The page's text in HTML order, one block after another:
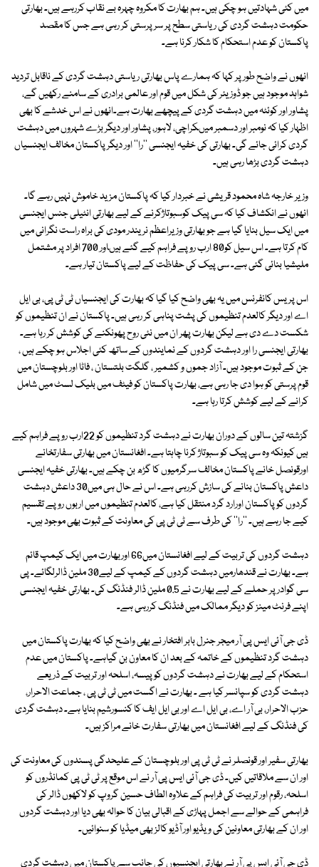
میں کئی شہادتیں ہو چکی ہیں۔ ہم بھارت کا مکروہ چہرہ بے نقاب کررہے ہیں۔ بھارتی
حکومت دہشت گردی کی ریاستی سطح پر سرپرستی کر رہی ہے جس کا مقصد
پاکستان کو عدم استحکام کا شکار کرنا ہے۔
انھوں نے واضح طور پر کہا کہ ہمارے پاس بھارتی ریاستی دہشت گردی کے ناقابل تردید
شواہد موجود ہیں جو ڈوزیئر کی شکل میں قوم اور عالمی برادری کے سامنے رکھیں گے،
پشاور اور کوئٹہ میں دہشت گردی کے پیچھے بھارت ہے۔انھوں نے اس خدشے کا بھی
اظہار کیا کہ نومبر اور دسمبر میںکراچی، لاہور، پشاور اور دیگر بڑے شہروں میں دہشت
گردی کرائی جائے گی۔ بھارتی کی خفیہ ایجنسی ''را'' اور دیگر پاکستان مخالف ایجنسیاں
دہشت گردی بڑھا رہی ہیں۔
وزیر خارجہ شاہ محمود قریشی نے خبردار کیا کہ پاکستان مزید خاموش نہیں رہے گا۔
انھوں نے انکشاف کیا کہ سی پیک کوسبوتاژکرنے کے لیے بھارتی انٹیلی جنس ایجنسی
میں ایک سیل بنایا گیا ہے جو بھارتی وزیراعظم نریندر مودی کی براہ راست نگرانی میں
کام کرتا ہے۔ اس سیل کو80 ارب روپے فراہم کیے گئے ہیںاور 700 افراد پر مشتمل
ملیشیا بنائی گئی ہے۔ سی پیک کی حفاظت کے لیے پاکستان تیار ہے۔
اس پریس کانفرنس میں یہ بھی واضح کیا گیا کہ بھارت کی ایجنسیاں ٹی ٹی پی، بی ایل
اے اور دیگر کالعدم تنظیموں کی پشت پناہی کر رہی ہیں۔ پاکستان نے ان تنظیموں کو
شکست دے دی ہے لیکن بھارت پھر ان میں نئی روح پھونکنے کی کوشش کر رہا ہے۔
بھارتی ایجنسی را اور دہشت گردوں کے نمایندوں کے ساتھ کئی اجلاس ہو چکے ہیں ،
جن کے ثبوت موجود ہیں۔ آزاد جموں و کشمیر ، گلگت بلتستان ، فاٹا اور بلوچستان میں
قوم پرستی کو ہوا دی جا رہی ہے، بھارت پاکستان کو فیٹف میں بلیک لسٹ میں شامل
کرانے کے لیے کوشش کرتا رہا ہے۔
گزشتہ تین سالوں کے دوران بھارت نے دہشت گرد تنظیموں کو 22ارب روپے فراہم کیے
ہیں کیونکہ وہ سی پیک کو سبوتاژ کرنا چاہتا ہے۔ افغانستان میں بھارتی سفارتخانے
اورقونصل خانے پاکستان مخالف سرگرمیوں کا گڑھ بن چکے ہیں۔ بھارتی خفیہ ایجنسی
داعش پاکستان بنانے کی سازش کررہی ہے۔ اس نے حال ہی میں30 داعش دہشت
گردوں کو پاکستان اورارد گرد منتقل کیا ہے، کالعدم تنظیموں میں اربوں روپے تقسیم
کیے جا رہے ہیں۔ ''را'' کی طرف سے ٹی ٹی پی کی معاونت کے ثبوت بھی موجود ہیں۔
دہشت گردوں کی تربیت کے لیے افغانستان میں66 اوربھارت میں ایک کیمپ قائم
ہے۔ بھارت نے قندھارمیں دہشت گردوں کے کیمپ کے لیے30 ملین ڈالرلگائے۔ پی
سی گوادر پر حملے کے لیے بھارت نے 0.5 ملین ڈالر فنڈنگ کی۔ بھارتی خفیہ ایجنسی
اپنے فرنٹ مینز کو دیگر ممالک میں فنڈنگ کررہی ہے۔
ڈی جی آئی ایس پی آر میجر جنرل بابر افتخار نے بھی واضح کیا کہ بھارت پاکستان میں
دہشت گرد تنظیموں کے خاتمہ کے بعد ان کا معاون بن گیاہے۔ پاکستان میں عدم
استحکام کے لیے بھارت نے دہشت گردوں کو پیسہ، اسلحہ اور تربیت کے ذریعے
دہشت گردی کو سپانسر کیا ہے ۔ بھارت نے اگست میں ٹی ٹی پی ، جماعت الاحرار،
حزب الاحرار، بی آر اے، بی ایل اے اور بی ایل ایف کا کنسورشیم بنایا ہے۔ دہشت گردی
کی فنڈنگ کے لیے افغانستان میں بھارتی سفارت خانے مراکز ہیں۔
بھارتی سفیر اور قونصلر نے ٹی ٹی پی اور بلوچستان کے علیحدگی پسندوں کی معاونت کی
اور ان سے ملاقاتیں کیں۔ ڈی جی آئی ایس پی آر نے اس موقع پر ٹی ٹی پی کمانڈروں کو
اسلحہ، رقوم اور تربیت کی فراہم کے علاوہ الطاف حسین گروپ کو لاکھوں ڈالر کی
فراہمی کے حوالے سے اجمل پہاڑی کے اقبالی بیان کا حوالہ بھی دیا اور دہشت گردوں
اور ان کے بھارتی معاونین کی ویڈیو اور آڈیو کالز بھی میڈیا کو سنوائیں۔
ڈی جی آئی ایس پی آر نے بھارتی ایجنسیوں کی جانب سے پاکستان میں دہشت گردی